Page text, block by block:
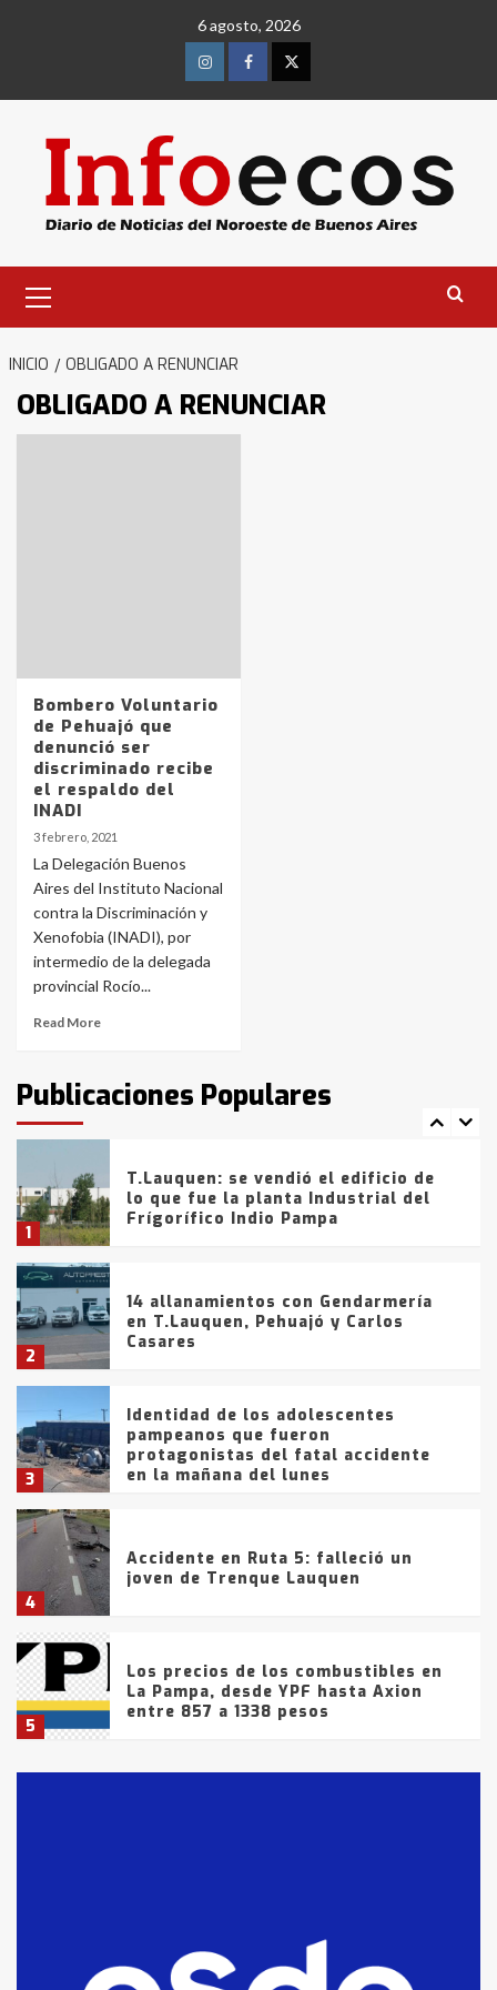
6 agosto, 2026
InstagramFacebookTwitter
primario
INICIO OBLIGADO A RENUNCIAR
OBLIGADO A RENUNCIAR
Bombero Voluntario
de Pehuajó que
denunció ser
discriminado recibe
el respaldo del
INADI
3 febrero, 2021
La Delegación Buenos
Aires del Instituto Nacional
contra la Discriminación y
Xenofobia (INADI), por
intermedio de la delegada
provincial Rocío...
Read More
Publicaciones Populares
4
Accidente en Ruta 5: falleció un
joven de Trenque Lauquen
5
6
La Bolsa de Cereales de Bahía
Blanca anticipa que Agosto vendrá
con lluvias y heladas, en gran parte
de la provincia
fueron detenidos por
comercialización de drogas en la
tarde del sábado
1
T.Lauquen: se vendió el edificio de
lo que fue la planta Industrial del
Frígorífico Indio Pampa
2
14 allanamientos con Gendarmería
en T.Lauquen, Pehuajó y Carlos
Casares
3
Identidad de los adolescentes
pampeanos que fueron
protagonistas del fatal accidente
en la mañana del lunes
4
Accidente en Ruta 5: falleció un
joven de Trenque Lauquen
5
Los precios de los combustibles en
La Pampa, desde YPF hasta Axion
entre 857 a 1338 pesos
fueron detenidos por
comercialización de drogas en la
tarde del sábado